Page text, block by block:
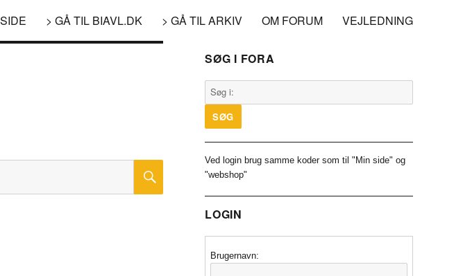
> GÅ TIL BIAVL.DK > GÅ TIL ARKIV OM FORUM VEJLEDNING
SØG I FORA
Ved login brug samme koder som til "Min side" og
"webshop"
LOGIN
Brugernavn: